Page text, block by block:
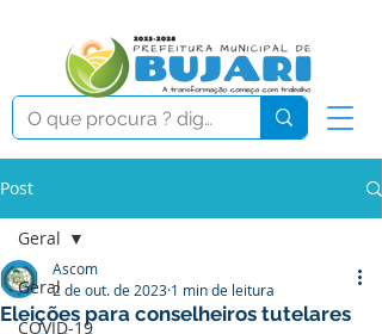
Post
Geral
COVID-19
Geral
Eleições para conselheiros tutelares
Ascom
2 de out. de 2023 1 min de leitura